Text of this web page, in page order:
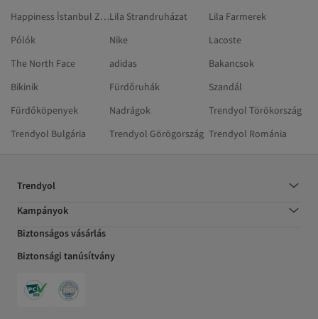
Happiness İstanbul Zöld RuhákLila Strandruházat
Lila Farmerek
Pólók
Nike
Lacoste
The North Face
adidas
Bakancsok
Bikinik
Fürdőruhák
Szandál
Fürdőköpenyek
Nadrágok
Trendyol Törökország
Trendyol Bulgária
Trendyol Görögország Trendyol Románia
Trendyol
Kampányok
Biztonságos vásárlás
Biztonsági tanúsítvány